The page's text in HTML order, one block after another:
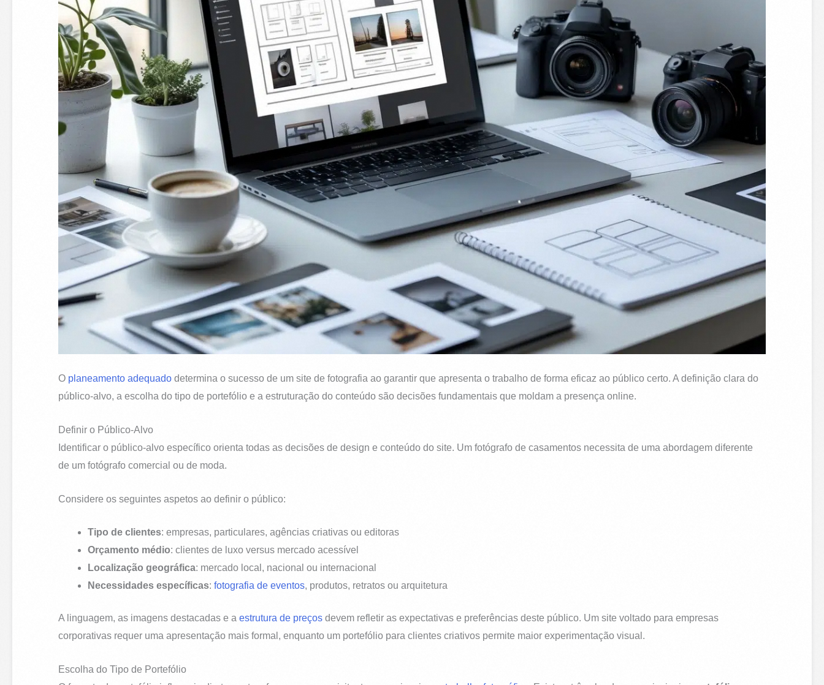
O planeamento adequadodetermina o sucesso de um site de fotografia ao garantir que apresenta o trabalho de forma eficaz ao público certo. A definição clara do
público-alvo, a escolha do tipo de portefólio e a estruturação do conteúdo são decisões fundamentais que moldam a presença online.
Definir o Público-Alvo
Identificar o público-alvo específico orienta todas as decisões de design e conteúdo do site. Um fotógrafo de casamentos necessita de uma abordagem diferente
de um fotógrafo comercial ou de moda.
Considere os seguintes aspetos ao definir o público:
Tipo de clientes: empresas, particulares, agências criativas ou editoras
Orçamento médio: clientes de luxo versus mercado acessível
Localização geográfica: mercado local, nacional ou internacional
Necessidades específicas: fotografia de eventos, produtos, retratos ou arquitetura
A linguagem, as imagens destacadas e a estrutura de preçosdevem refletir as expectativas e preferências deste público. Um site voltado para empresas
corporativas requer uma apresentação mais formal, enquanto um portefólio para clientes criativos permite maior experimentação visual.
Escolha do Tipo de Portefólio